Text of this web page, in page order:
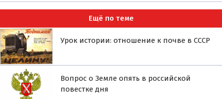
Ещё по теме
Урок истории: отношение к почве в СССР
Вопрос о Земле опять в российской
повестке дня